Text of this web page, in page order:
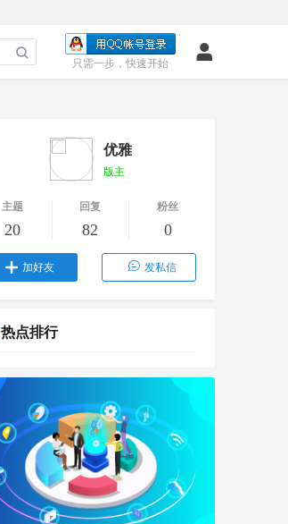
只需一步，快速开始
优雅
版主
主题
20
回复
82
粉丝
0
加好友 发私信
热点排行